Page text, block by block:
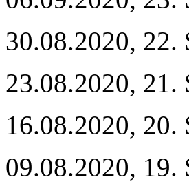
30.08.2020, 22.
23.08.2020, 21.
16.08.2020, 20.
09.08.2020, 19.